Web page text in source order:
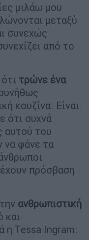
μιλάω μου
μεταξύ
συνεχώς
από το
τρώνε ένα
κουζίνα. Είναι
ότι συχνά
αυτού του
να φάνε τα
πρόσβαση
ανθρωπιστική
και
η Tessa Ingram: